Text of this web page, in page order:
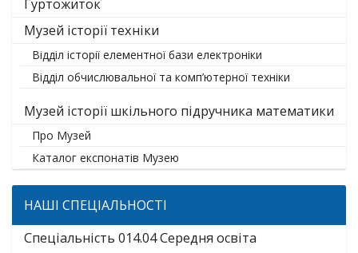
Гуртожиток
Музей історії техніки
Відділ історії елементної бази електроніки
Відділ обчислювальної та комп’ютерної техніки
Музей історії шкільного підручника математики
Про Музей
Каталог експонатів Музею
НАШІ СПЕЦІАЛЬНОСТІ
Спеціальність 014.04 Середня освіта